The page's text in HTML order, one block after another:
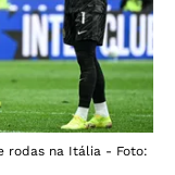
rodas na Itália - Foto: